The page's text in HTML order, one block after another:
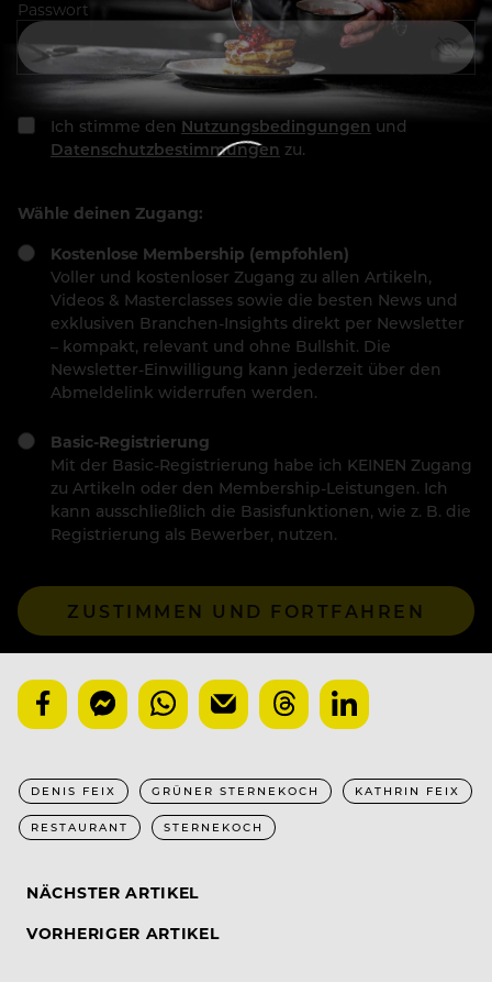
Passwort
Ich stimme den Nutzungsbedingungen und
Datenschutzbestimmungen zu.
Wähle deinen Zugang:
Kostenlose Membership (empfohlen)
Voller und kostenloser Zugang zu allen Artikeln,
Videos & Masterclasses sowie die besten News und
exklusiven Branchen-Insights direkt per Newsletter
– kompakt, relevant und ohne Bullshit. Die
Newsletter-Einwilligung kann jederzeit über den
Abmeldelink widerrufen werden.
Basic-Registrierung
Mit der Basic-Registrierung habe ich KEINEN Zugang
zu Artikeln oder den Membership-Leistungen. Ich
kann ausschließlich die Basisfunktionen, wie z. B. die
Registrierung als Bewerber, nutzen.
ZUSTIMMEN UND FORTFAHREN
DENIS FEIX GRÜNER STERNEKOCH KATHRIN FEIX
RESTAURANT STERNEKOCH
NÄCHSTER ARTIKEL
VORHERIGER ARTIKEL